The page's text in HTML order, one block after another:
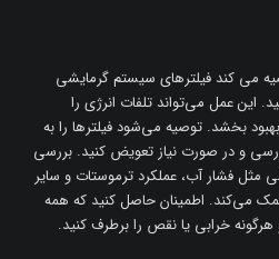
می کند فیلترهای سیستم گرمایشی
این عمل می‌تواند تلفات انرژی را
بخشد. توصیه می‌شود فیلترها را به
هر 1 تا 3 ماه) بررسی و در صورت نیاز تعویض کنید. بررسی
مثل فشار آب، عملکرد ترموستات و سایر
می‌کند. اطمینان حاصل کنید که همه
خرابی یا نقص را برطرف کنید.